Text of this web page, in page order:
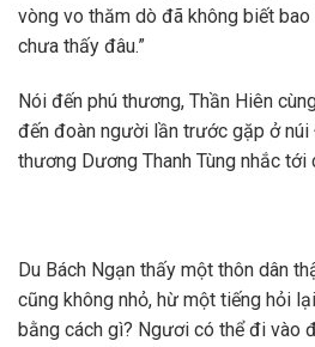
vòng vo thăm dò đã không biết
chưa thấy đâu.”
Nói đến phú thương, Thần Hiên
đến đoàn người lần trước gặp ở núi
thương Dương Thanh Tùng nhắc tới
Du Bách Ngạn thấy một thôn dân
cũng không nhỏ, hừ một tiếng hỏi
bằng cách gì? Ngươi có thể đi vào